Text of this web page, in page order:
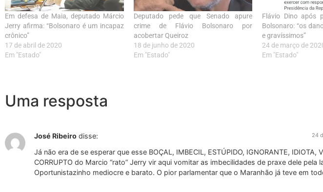
Em defesa de Maia, deputado Márcio
Jerry afirma: “Bolsonaro é um incapaz
crônico”
17 de abril de 2020
Em "Estado"
Deputado pede que Senado apure
crime de Flávio Bolsonaro por
acobertar Queiroz
18 de junho de 2020
Em "Estado"
Flávio Dino após
Bolsonaro: “os
e gravíssimos”
24 de março de
Em "Estado"
Uma resposta
José Ribeiro disse: 24
Já não era de se esperar que esse BOÇAL, IMBECIL, ESTÚPIDO, IGNORANTE, IDIOTA,
CORRUPTO do Marcio “rato” Jerry vir aqui vomitar as imbecilidades de praxe dele pela
Oportunistazinho mediocre e barato. O pior parlamentar que o Maranhão já teve em